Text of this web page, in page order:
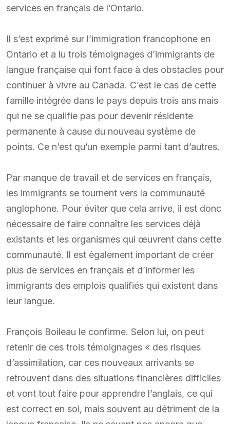
services en français de l’Ontario.
Il s’est exprimé sur l’immigration francophone en
Ontario et a lu trois témoignages d’immigrants de
langue française qui font face à des obstacles pour
continuer à vivre au Canada. C’est le cas de cette
famille intégrée dans le pays depuis trois ans mais
qui ne se qualifie pas pour devenir résidente
permanente à cause du nouveau système de
points. Ce n’est qu’un exemple parmi tant d’autres.
Par manque de travail et de services en français,
les immigrants se tournent vers la communauté
anglophone. Pour éviter que cela arrive, il est donc
nécessaire de faire connaître les services déjà
existants et les organismes qui œuvrent dans cette
communauté. Il est également important de créer
plus de services en français et d’informer les
immigrants des emplois qualifiés qui existent dans
leur langue.
François Boileau le confirme. Selon lui, on peut
retenir de ces trois témoignages « des risques
d’assimilation, car ces nouveaux arrivants se
retrouvent dans des situations financières difficiles
et vont tout faire pour apprendre l’anglais, ce qui
est correct en soi, mais souvent au détriment de la